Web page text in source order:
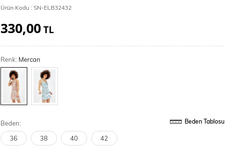
Ürün Kodu : SN-ELB32432
330,00TL
Renk: Mercan
Beden: Beden Tablosu
36 38 40 42